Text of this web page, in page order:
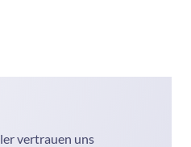
vertrauen uns